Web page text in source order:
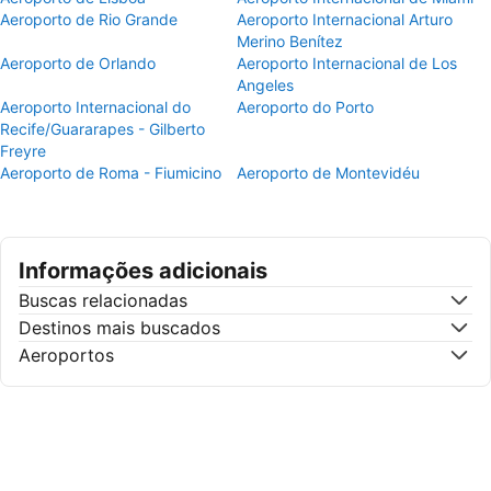
Aeroporto de Rio Grande
Aeroporto Internacional Arturo
Merino Benítez
Aeroporto de Orlando
Aeroporto Internacional de Los
Angeles
Aeroporto Internacional do
Recife/Guararapes - Gilberto
Freyre
Aeroporto do Porto
Aeroporto de Roma - Fiumicino Aeroporto de Montevidéu
Informações adicionais
Buscas relacionadas
Destinos mais buscados
Aeroportos